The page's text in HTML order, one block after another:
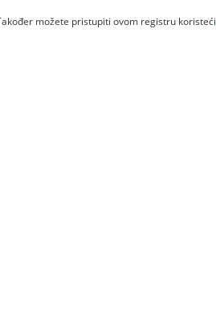
možete pristupiti ovom registru koristeći